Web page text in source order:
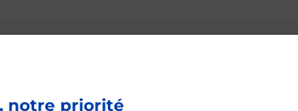
notre priorité